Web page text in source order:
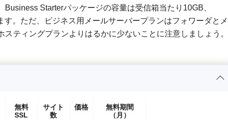
Business Starterパッケージの容量は受信箱当たり10GB、
。ただ、ビジネス用メールサーバープランはフォワーダとメ
ティングプランよりはるかに少ないことに注意しましょう。
無料
SSL
サイト
数
価格
無料期間
（月）